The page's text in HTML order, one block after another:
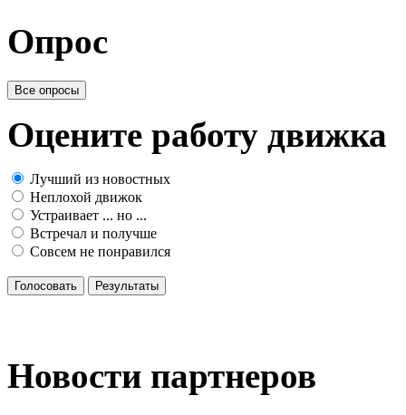
Опрос
Все опросы
Оцените работу движка
Лучший из новостных
Неплохой движок
Устраивает ... но ...
Встречал и получше
Совсем не понравился
Голосовать Результаты
Новости партнеров